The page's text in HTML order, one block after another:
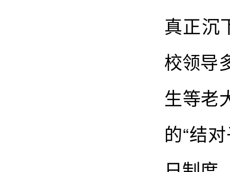
真正沉
校领导
生等老
的“结